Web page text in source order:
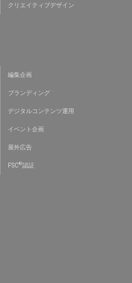
クリエイティブデザイン
編集企画
ブランディング
デジタルコンテンツ運用
イベント企画
屋外広告
FSC®認証